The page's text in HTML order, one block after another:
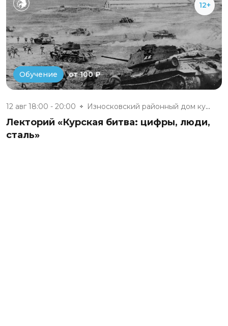
12+
Обучение от 100 ₽
12 авг 18:00 - 20:00 Износковский районный дом куль...
Лекторий «Курская битва: цифры, люди,
сталь»